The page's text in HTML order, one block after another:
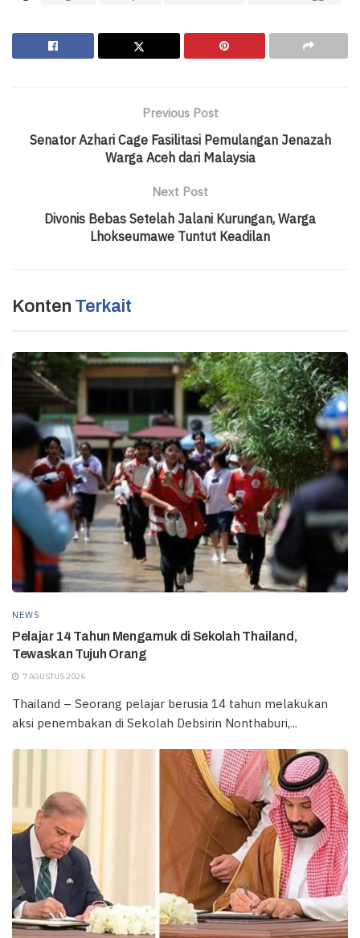
Previous Post
Senator Azhari Cage Fasilitasi Pemulangan Jenazah
Warga Aceh dari Malaysia
Next Post
Divonis Bebas Setelah Jalani Kurungan, Warga
Lhokseumawe Tuntut Keadilan
Konten Terkait
NEWS
Pelajar 14 Tahun Mengamuk di Sekolah Thailand,
Tewaskan Tujuh Orang
7 AGUSTUS 2026
Thailand – Seorang pelajar berusia 14 tahun melakukan
aksi penembakan di Sekolah Debsirin Nonthaburi,...